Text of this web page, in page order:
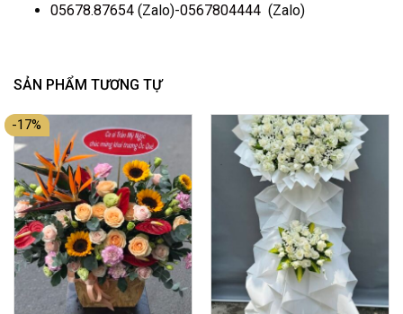
05678.87654(Zalo)-0567804444(Zalo)
SẢN PHẨM TƯƠNG TỰ
-17%